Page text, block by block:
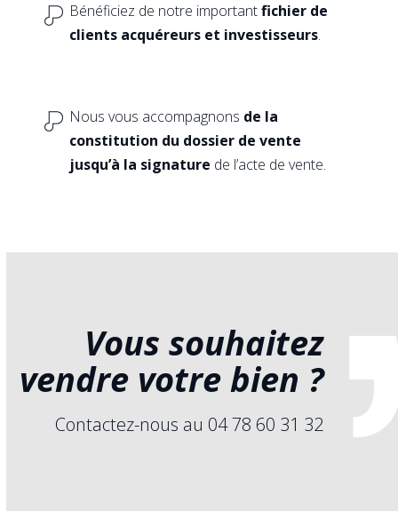
Bénéficiez de notre importantfichier de
clients acquéreurs et investisseurs.
Nous vous accompagnons de la
constitution du dossier de vente
jusqu’à la signature de l’acte de vente.
Vous souhaitez
vendre votre bien ?
Contactez-nous au 04 78 60 31 32